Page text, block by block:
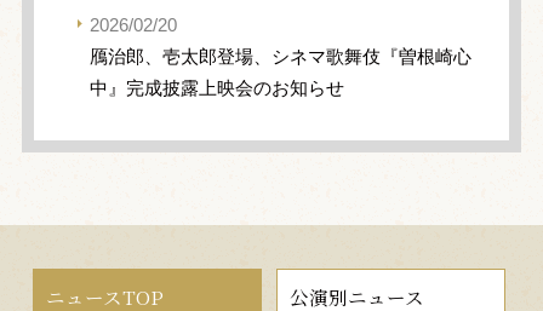
2026/02/20
鴈治郎、壱太郎登場、シネマ歌舞伎『曽根崎心
中』完成披露上映会のお知らせ
ニュースTOP 公演別ニュース